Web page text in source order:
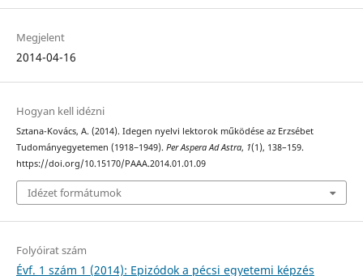
Megjelent
2014-04-16
Hogyan kell idézni
Sztana-Kovács, A. (2014). Idegen nyelvi lektorok működése az Erzsébet
Tudományegyetemen (1918−1949). Per Aspera Ad Astra, 1(1), 138–159.
https://doi.org/10.15170/PAAA.2014.01.01.09
Idézet formátumok
Folyóirat szám
Évf. 1 szám 1 (2014): Epizódok a pécsi egyetemi képzés